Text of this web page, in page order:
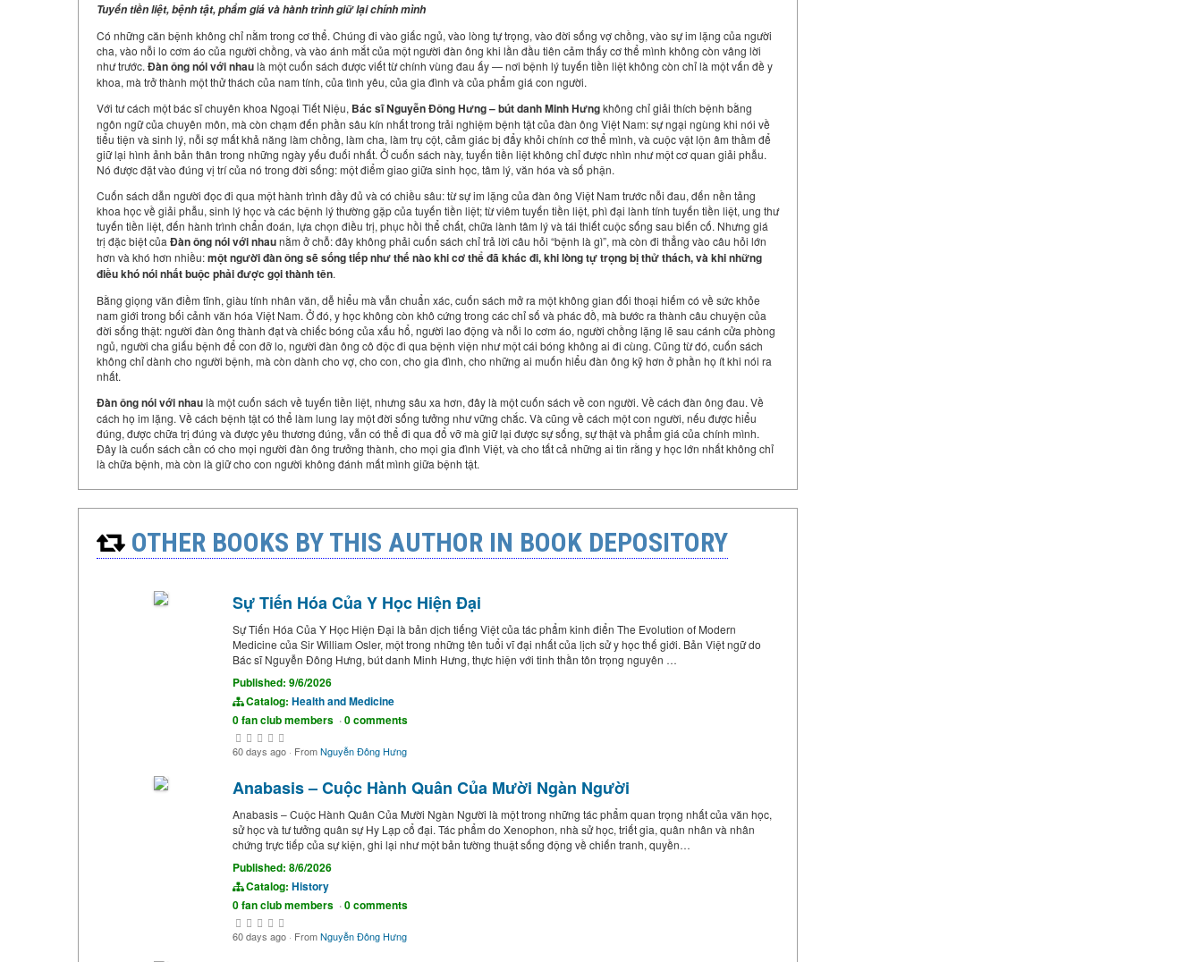
Tuyến tiền liệt, bệnh tật, phẩm giá và hành trình giữ lại chính mình
Có những căn bệnh không chỉ nằm trong cơ thể. Chúng đi vào giấc ngủ, vào lòng tự trọng, vào đời sống vợ chồng, vào sự im lặng của người
cha, vào nỗi lo cơm áo của người chồng, và vào ánh mắt của một người đàn ông khi lần đầu tiên cảm thấy cơ thể mình không còn vâng lời
như trước. Đàn ông nói với nhaulà một cuốn sách được viết từ chính vùng đau ấy — nơi bệnh lý tuyến tiền liệt không còn chỉ là một vấn đề y
khoa, mà trở thành một thử thách của nam tính, của tình yêu, của gia đình và của phẩm giá con người.
Với tư cách một bác sĩ chuyên khoa Ngoại Tiết Niệu, Bác sĩ Nguyễn Đông Hưng – bút danh Minh Hưngkhông chỉ giải thích bệnh bằng
ngôn ngữ của chuyên môn, mà còn chạm đến phần sâu kín nhất trong trải nghiệm bệnh tật của đàn ông Việt Nam: sự ngại ngùng khi nói về
tiểu tiện và sinh lý, nỗi sợ mất khả năng làm chồng, làm cha, làm trụ cột, cảm giác bị đẩy khỏi chính cơ thể mình, và cuộc vật lộn âm thầm để
giữ lại hình ảnh bản thân trong những ngày yếu đuối nhất. Ở cuốn sách này, tuyến tiền liệt không chỉ được nhìn như một cơ quan giải phẫu.
Nó được đặt vào đúng vị trí của nó trong đời sống: một điểm giao giữa sinh học, tâm lý, văn hóa và số phận.
Cuốn sách dẫn người đọc đi qua một hành trình đầy đủ và có chiều sâu: từ sự im lặng của đàn ông Việt Nam trước nỗi đau, đến nền tảng
khoa học về giải phẫu, sinh lý học và các bệnh lý thường gặp của tuyến tiền liệt; từ viêm tuyến tiền liệt, phì đại lành tính tuyến tiền liệt, ung thư
tuyến tiền liệt, đến hành trình chẩn đoán, lựa chọn điều trị, phục hồi thể chất, chữa lành tâm lý và tái thiết cuộc sống sau biến cố. Nhưng giá
trị đặc biệt của Đàn ông nói với nhaunằm ở chỗ: đây không phải cuốn sách chỉ trả lời câu hỏi “bệnh là gì”, mà còn đi thẳng vào câu hỏi lớn
hơn và khó hơn nhiều:một người đàn ông sẽ sống tiếp như thế nào khi cơ thể đã khác đi, khi lòng tự trọng bị thử thách, và khi những
điều khó nói nhất buộc phải được gọi thành tên.
Bằng giọng văn điềm tĩnh, giàu tính nhân văn, dễ hiểu mà vẫn chuẩn xác, cuốn sách mở ra một không gian đối thoại hiếm có về sức khỏe
nam giới trong bối cảnh văn hóa Việt Nam. Ở đó, y học không còn khô cứng trong các chỉ số và phác đồ, mà bước ra thành câu chuyện của
đời sống thật: người đàn ông thành đạt và chiếc bóng của xấu hổ, người lao động và nỗi lo cơm áo, người chồng lặng lẽ sau cánh cửa phòng
ngủ, người cha giấu bệnh để con đỡ lo, người đàn ông cô độc đi qua bệnh viện như một cái bóng không ai đi cùng. Cũng từ đó, cuốn sách
không chỉ dành cho người bệnh, mà còn dành cho vợ, cho con, cho gia đình, cho những ai muốn hiểu đàn ông kỹ hơn ở phần họ ít khi nói ra
nhất.
Đàn ông nói với nhaulà một cuốn sách về tuyến tiền liệt, nhưng sâu xa hơn, đây là một cuốn sách về con người. Về cách đàn ông đau. Về
cách họ im lặng. Về cách bệnh tật có thể làm lung lay một đời sống tưởng như vững chắc. Và cũng về cách một con người, nếu được hiểu
đúng, được chữa trị đúng và được yêu thương đúng, vẫn có thể đi qua đổ vỡ mà giữ lại được sự sống, sự thật và phẩm giá của chính mình.
Đây là cuốn sách cần có cho mọi người đàn ông trưởng thành, cho mọi gia đình Việt, và cho tất cả những ai tin rằng y học lớn nhất không chỉ
là chữa bệnh, mà còn là giữ cho con người không đánh mất mình giữa bệnh tật.
OTHER BOOKS BY THIS AUTHOR IN BOOK DEPOSITORY
Sự Tiến Hóa Của Y Học Hiện Đại
Sự Tiến Hóa Của Y Học Hiện Đại là bản dịch tiếng Việt của tác phẩm kinh điển The Evolution of Modern
Medicine của Sir William Osler, một trong những tên tuổi vĩ đại nhất của lịch sử y học thế giới. Bản Việt ngữ do
Bác sĩ Nguyễn Đông Hưng, bút danh Minh Hưng, thực hiện với tinh thần tôn trọng nguyên …
Published: 9/6/2026
Catalog: Health and Medicine
0 fan club members ·0 comments
60 days ago · FromNguyễn Đông Hưng
Anabasis – Cuộc Hành Quân Của Mười Ngàn Người
Anabasis – Cuộc Hành Quân Của Mười Ngàn Người là một trong những tác phẩm quan trọng nhất của văn học,
sử học và tư tưởng quân sự Hy Lạp cổ đại. Tác phẩm do Xenophon, nhà sử học, triết gia, quân nhân và nhân
chứng trực tiếp của sự kiện, ghi lại như một bản tường thuật sống động về chiến tranh, quyền…
Published: 8/6/2026
Catalog: History
0 fan club members ·0 comments
60 days ago · FromNguyễn Đông Hưng